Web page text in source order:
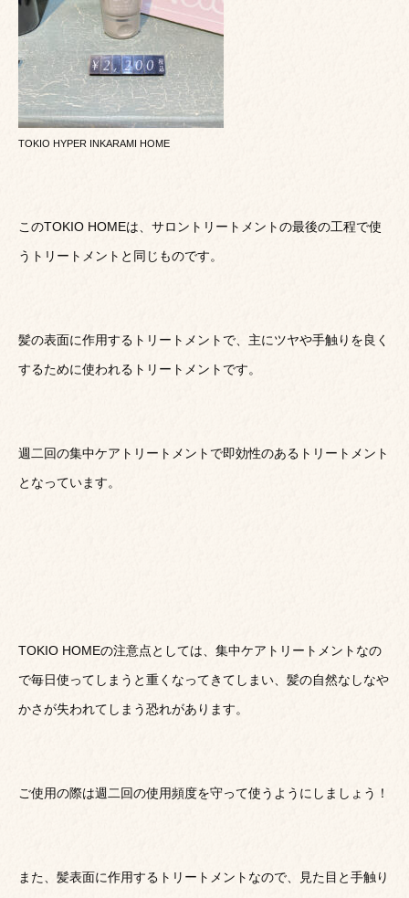
TOKIO HYPER INKARAMI HOME
このTOKIO HOMEは、サロントリートメントの最後の工程で使
うトリートメントと同じものです。
髪の表面に作用するトリートメントで、主にツヤや手触りを良く
するために使われるトリートメントです。
週二回の集中ケアトリートメントで即効性のあるトリートメント
となっています。
TOKIO HOMEの注意点としては、集中ケアトリートメントなの
で毎日使ってしまうと重くなってきてしまい、髪の自然なしなや
かさが失われてしまう恐れがあります。
ご使用の際は週二回の使用頻度を守って使うようにしましょう！
また、髪表面に作用するトリートメントなので、見た目と手触り